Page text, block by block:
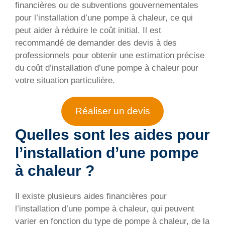
financières ou de subventions gouvernementales
pour l’installation d’une pompe à chaleur, ce qui
peut aider à réduire le coût initial. Il est
recommandé de demander des devis à des
professionnels pour obtenir une estimation précise
du coût d’installation d’une pompe à chaleur pour
votre situation particulière.
Réaliser un devis
Quelles sont les aides pour
l’installation d’une pompe
à chaleur ?
Il existe plusieurs aides financières pour
l’installation d’une pompe à chaleur, qui peuvent
varier en fonction du type de pompe à chaleur, de la